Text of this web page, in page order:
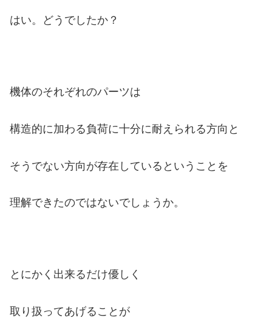
ヤ
はい。どうでしたか？
機体のそれぞれのパーツは
構造的に加わる負荷に十分に耐えられる方向と
そうでない方向が存在している ということを
理解できたのではないでしょうか。
とにかく出来るだけ優しく
取り扱ってあげることが